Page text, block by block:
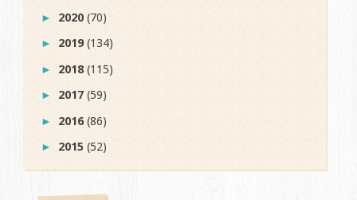
► 2020(70)
► 2019(134)
► 2018(115)
► 2017(59)
► 2016(86)
► 2015(52)